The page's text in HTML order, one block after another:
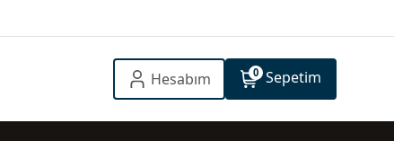
Hesabım 0 Sepetim